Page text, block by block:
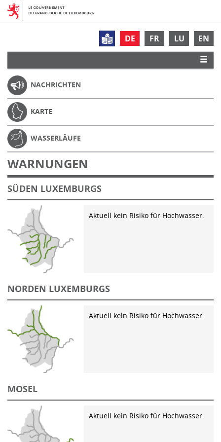
DE FR LU EN
NACHRICHTEN
KARTE
WASSERLÄUFE
WARNUNGEN
SÜDEN LUXEMBURGS
Aktuell kein Risiko für Hochwasser.
NORDEN LUXEMBURGS
Aktuell kein Risiko für Hochwasser.
MOSEL
Aktuell kein Risiko für Hochwasser.